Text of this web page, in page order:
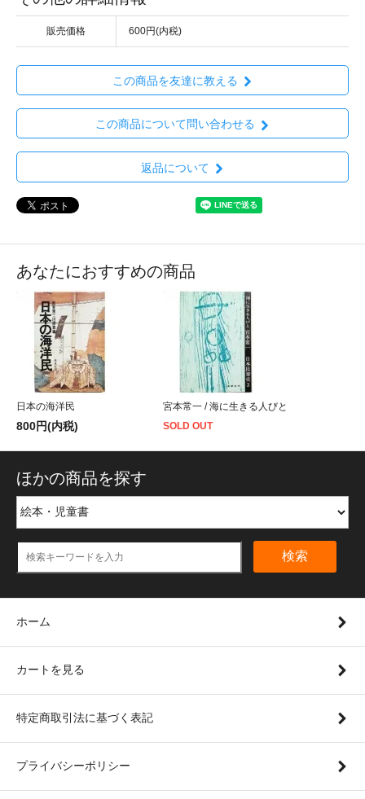
販売価格 600円(内税)
この商品を友達に教える
この商品について問い合わせる
返品について
あなたにおすすめの商品
日本の海洋民
800円(内税)
宮本常一 / 海に生きる人びと
SOLD OUT
ほかの商品を探す
検索
ホーム
カートを見る
特定商取引法に基づく表記
プライバシーポリシー